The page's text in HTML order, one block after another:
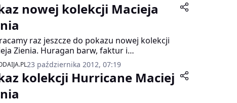
nowej kolekcji Macieja
raz jeszcze do pokazu nowej kolekcji
Zienia. Huragan barw, faktur i
cięć wciągnął nas na dobre.
23 października 2012, 07:19
kolekcji Hurricane Maciej